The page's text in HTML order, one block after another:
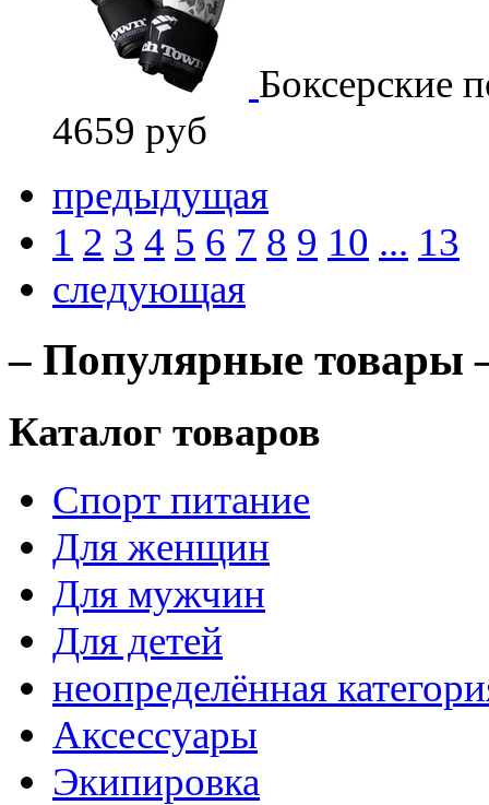
Боксерские
4659 руб
предыдущая
1 2 3 4 5 6 7 8 9 10 ... 13
следующая
– Популярные товары
Каталог товаров
Спорт питание
Для женщин
Для мужчин
Для детей
неопределённая
Аксессуары
Экипировка